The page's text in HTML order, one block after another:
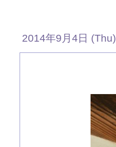
2014年9月4日 (Thu)